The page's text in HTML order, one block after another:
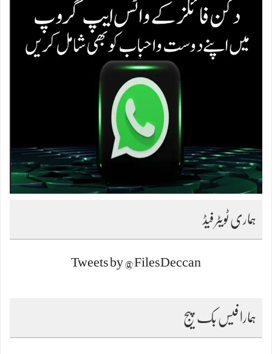
ہماری ٹویٹر فیڈ
Tweets by @FilesDeccan
ہمارا فیس بک پیج